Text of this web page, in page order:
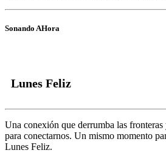
Sonando AHora
Lunes Feliz
Una conexión que derrumba las
para conectarnos. Un mismo momento
Lunes Feliz.